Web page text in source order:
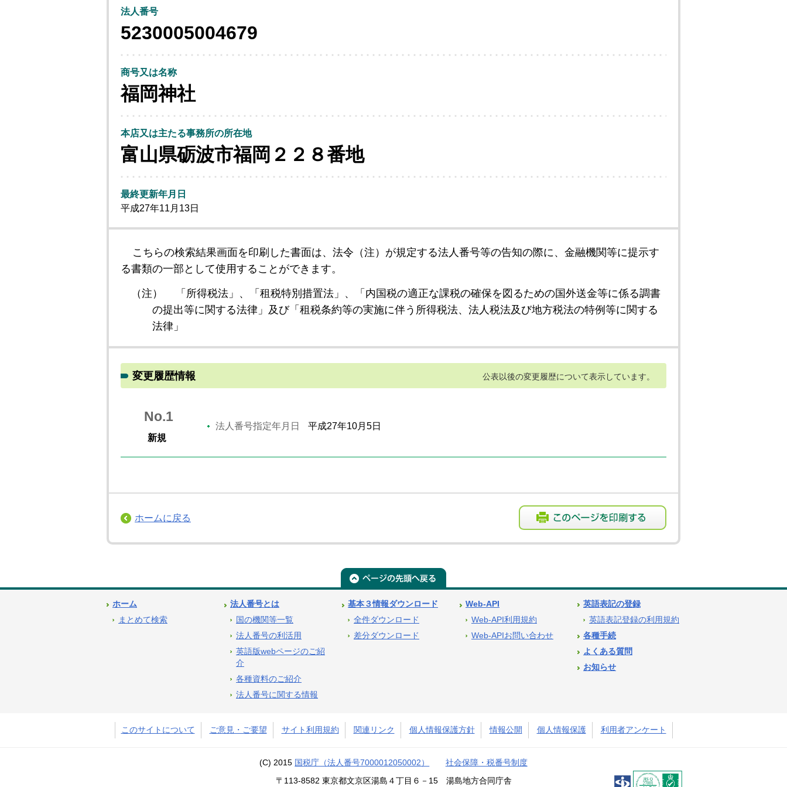
法人番号
5230005004679
商号又は名称
福岡神社
本店又は主たる事務所の所在地
富山県砺波市福岡２２８番地
最終更新年月日
平成27年11月13日
こちらの検索結果画面を印刷した書面は、法令（注）が規定する法人番号等の告知の際に、金融機関等に提示す
る書類の一部として使用することができます。
（注）
「所得税法」、「租税特別措置法」、「内国税の適正な課税の確保を図るための国外送金等に係る調書
の提出等に関する法律」及び「租税条約等の実施に伴う所得税法、法人税法及び地方税法の特例等に関する
法律」
変更履歴情報 公表以後の変更履歴について表示しています。
No.1
新規
法人番号指定年月日 平成27年10月5日
ホームに戻る
ホーム
まとめて検索
法人番号とは
国の機関等一覧
法人番号の利活用
英語版webページのご紹
介
各種資料のご紹介
法人番号に関する情報
基本３情報ダウンロード
全件ダウンロード
差分ダウンロード
Web-API
Web-API利用規約
Web-APIお問い合わせ
英語表記の登録
英語表記登録の利用規約
各種手続
よくある質問
お知らせ
このサイトについて ご意見・ご要望 サイト利用規約 関連リンク 個人情報保護方針 情報公開 個人情報保護 利用者アンケート
(C) 2015 国税庁（法人番号7000012050002） 社会保障・税番号制度
〒113-8582 東京都文京区湯島４丁目６－15 湯島地方合同庁舎